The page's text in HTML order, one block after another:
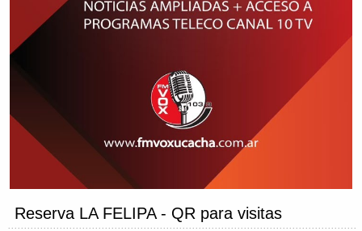
Reserva LA FELIPA - QR para visitas